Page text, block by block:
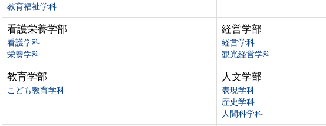
教育福祉学科
看護栄養学部
看護学科
栄養学科
経営学部
経営学科
観光経営学科
教育学部
こども教育学科
人文学部
表現学科
歴史学科
人間科学科